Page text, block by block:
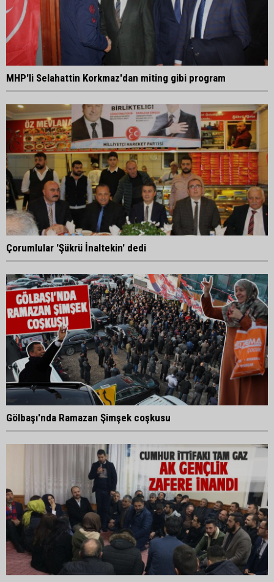
MHP'li Selahattin Korkmaz'dan miting gibi program
Çorumlular 'Şükrü İnaltekin' dedi
Gölbaşı'nda Ramazan Şimşek coşkusu